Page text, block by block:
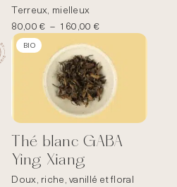
Terreux, mielleux
80,00€ – 160,00 €Plage
prix :
80,00 €
à
160,00 €
BIO
Thé blanc GABA
Ying Xiang
Doux, riche, vanillé et floral